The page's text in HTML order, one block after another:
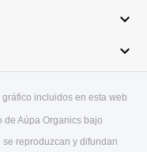


incluidos en esta web
Aúpa Organics bajo
se reproduzcan y difundan